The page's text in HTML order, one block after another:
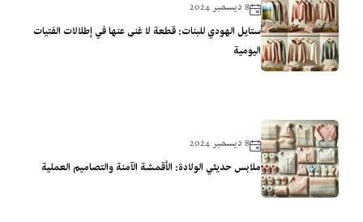
8 ديسمبر 2024
ستايل الهودي للبنات: قطعة لا غنى عنها في إطلالات الفتيات
اليومية
8 ديسمبر 2024
ملابس حديثي الولادة: الأقمشة الآمنة والتصاميم العملية